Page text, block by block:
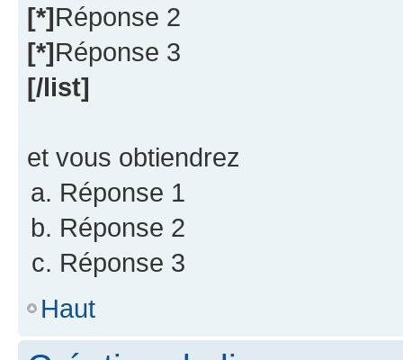
[*]Réponse 2
[*]Réponse 3
[/list]
et vous obtiendrez
Réponse 1
Réponse 2
Réponse 3
Haut